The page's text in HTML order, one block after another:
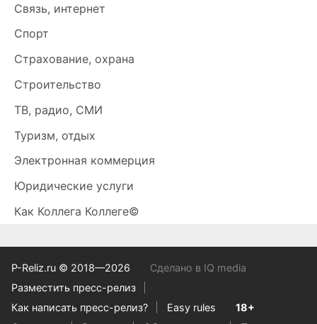
Связь, интернет
Спорт
Страхование, охрана
Строительство
ТВ, радио, СМИ
Туризм, отдых
Электронная коммерция
Юридические услуги
Как Коллега Коллеге©
P-Reliz.ru © 2018—2026
Сделано в IQ media
Разместить пресс-релиз
Как написать пресс-релиз?
Easy rules
18+